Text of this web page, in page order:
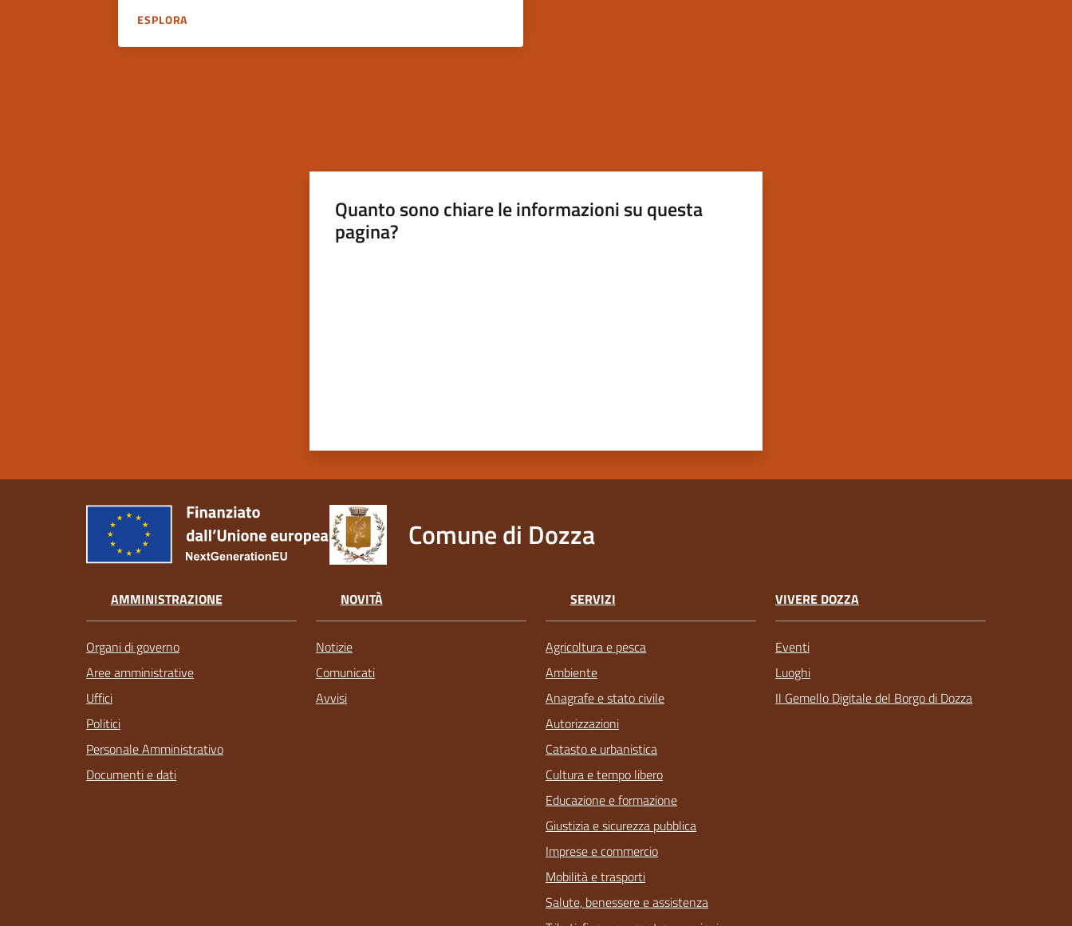
ESPLORA
Quanto sono chiare le informazioni su questa
pagina?
Comune di Dozza
AMMINISTRAZIONE
Organi di governo
Aree amministrative
Uffici
Politici
Personale Amministrativo
Documenti e dati
NOVITÀ
Notizie
Comunicati
Avvisi
SERVIZI
Agricoltura e pesca
Ambiente
Anagrafe e stato civile
Autorizzazioni
Catasto e urbanistica
Cultura e tempo libero
Educazione e formazione
Giustizia e sicurezza pubblica
Imprese e commercio
Mobilità e trasporti
Salute, benessere e assistenza
VIVERE DOZZA
Eventi
Luoghi
Il Gemello Digitale del Borgo di Dozza